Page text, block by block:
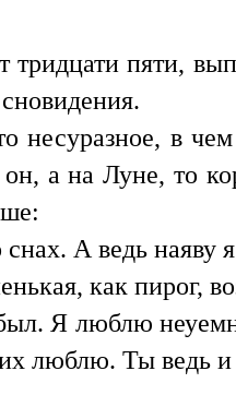
тридцати пяти,
несуразное, в
а на Луне, то
А ведь наяву
как пирог,
Я люблю
люблю. Ты ведь